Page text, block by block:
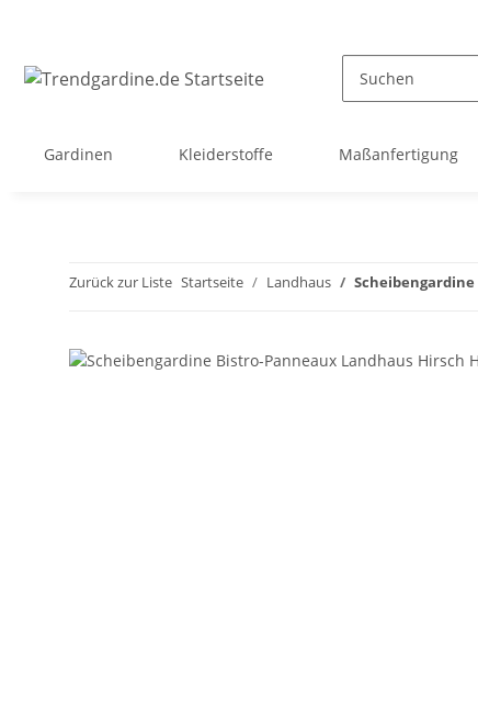
Gardinen Kleiderstoffe Maßanfertigung
Zurück zur Liste Startseite Landhaus